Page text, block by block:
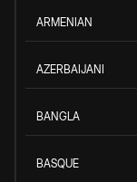
ARMENIAN
AZERBAIJANI
BANGLA
BASQUE